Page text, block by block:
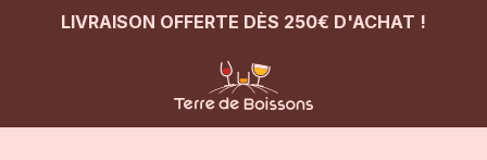
LIVRAISON OFFERTE DÈS 250€ D'ACHAT !